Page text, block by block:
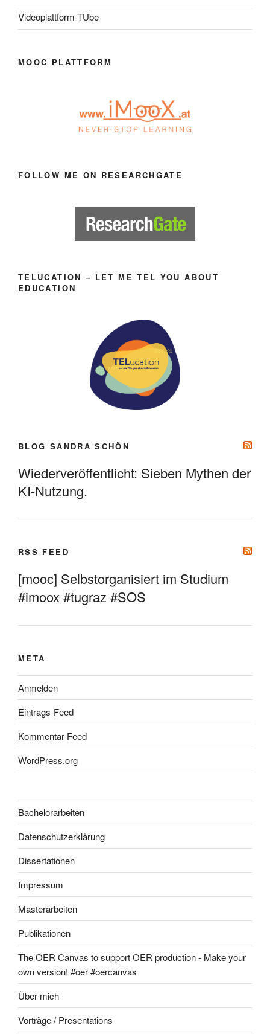
Videoplattform TUbe
MOOC PLATTFORM
FOLLOW ME ON RESEARCHGATE
TELUCATION – LET ME TEL YOU ABOUT
EDUCATION
BLOG SANDRA SCHÖN
Wiederveröffentlicht: Sieben Mythen der
KI-Nutzung.
RSS FEED
[mooc] Selbstorganisiert im Studium
#imoox #tugraz #SOS
META
Anmelden
Eintrags-Feed
Kommentar-Feed
WordPress.org
Bachelorarbeiten
Datenschutzerklärung
Dissertationen
Impressum
Masterarbeiten
Publikationen
The OER Canvas to support OER production - Make your
own version! #oer #oercanvas
Über mich
Vorträge / Presentations